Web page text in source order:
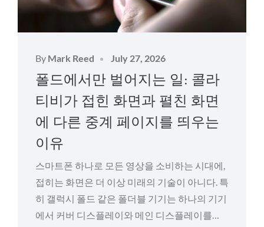
By Mark Reed
Posted
on
July 27, 2026
폴드에서만 벌어지는 일: 콜라
티비가 접힌 화면과 펼친 화면
에 다른 중계 페이지를 띄우는
이유
스마트폰 하나로 모든 영상을 소비하는 시대에,
접히는 화면은 더 이상 미래의 기술이 아니다. 특
히 갤럭시 폴드 같은 폴더블 기기는 하나의 기기
에서 커버 디스플레이와 메인 디스플레이를…